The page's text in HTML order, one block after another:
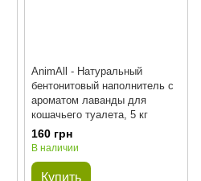
AnimAll - Натуральный
бентонитовый наполнитель с
ароматом лаванды для
кошачьего туалета, 5 кг
160 грн
В наличии
Купить